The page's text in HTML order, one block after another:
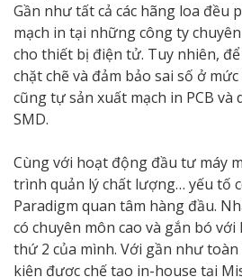
Gần như tất cả các hãng loa đều
mạch in tại những công ty
cho thiết bị điện tử. Tuy nhiên,
chặt chẽ và đảm bảo sai số ở
cũng tự sản xuất mạch in PCB và
SMD.
Cùng với hoạt động đầu tư máy
trình quản lý chất lượng… yếu tố
Paradigm quan tâm hàng đầu.
có chuyên môn cao và gắn bó
thứ 2 của mình. Với gần như
kiện được chế tạo in-house tại